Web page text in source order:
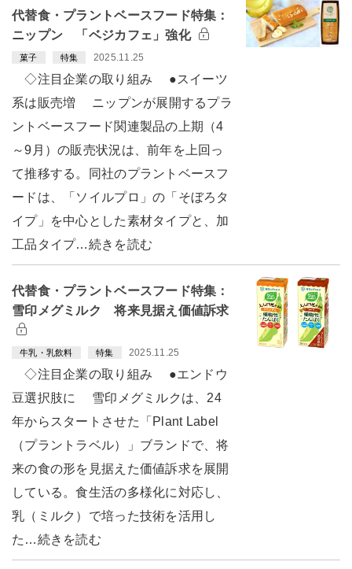
代替食・プラントベースフード特集：
ニップン 「ベジカフェ」強化
菓子 特集 2025.11.25
◇注目企業の取り組み ●スイーツ
系は販売増 ニップンが展開するプラ
ントベースフード関連製品の上期（4
～9月）の販売状況は、前年を上回っ
て推移する。同社のプラントベースフ
ードは、「ソイルプロ」の「そぼろタ
イプ」を中心とした素材タイプと、加
工品タイプ…続きを読む
代替食・プラントベースフード特集：
雪印メグミルク 将来見据え価値訴求
牛乳・乳飲料 特集 2025.11.25
◇注目企業の取り組み ●エンドウ
豆選択肢に 雪印メグミルクは、24
年からスタートさせた「Plant Label
（プラントラベル）」ブランドで、将
来の食の形を見据えた価値訴求を展開
している。食生活の多様化に対応し、
乳（ミルク）で培った技術を活用し
た…続きを読む